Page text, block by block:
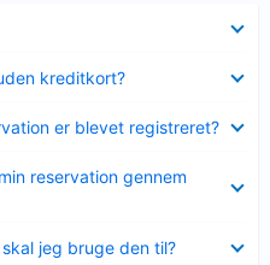
kreditkort?
er blevet registreret?
reservation gennem
jeg bruge den til?